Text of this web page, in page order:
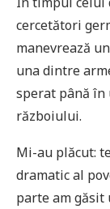
cercetători
manevrează
una dintre
sperat până în
războiului.
Mi-au plăcut:
dramatic al
parte am găsit